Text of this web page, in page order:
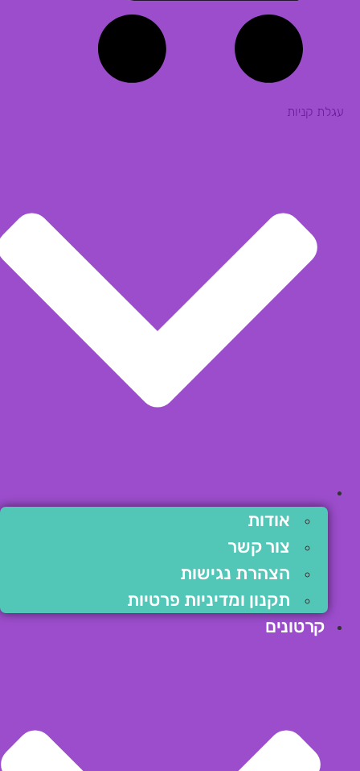
עגלת קניות
אודות
צור קשר
הצהרת נגישות
תקנון ומדיניות פרטיות
קרטונים